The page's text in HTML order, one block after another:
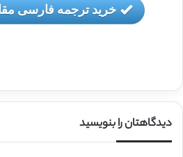
خرید ترجمه فارسی
دیدگاهتان را بنویسید